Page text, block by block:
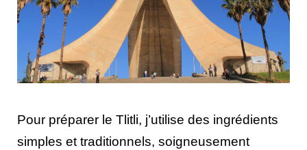
Pour préparer le Tlitli, j’utilise des ingrédients
simples et traditionnels, soigneusement